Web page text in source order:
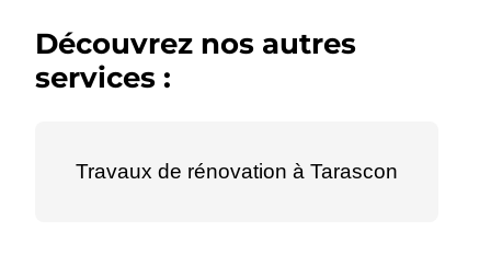
Découvrez nos autres
services :
Travaux de rénovation à Tarascon